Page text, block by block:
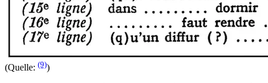
(Quelle: (9))